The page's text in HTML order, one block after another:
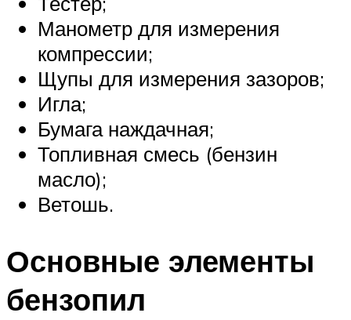
Манометр для измерения
компрессии;
Щупы для измерения зазоров;
Игла;
Бумага наждачная;
Топливная смесь (бензин
масло);
Ветошь.
Основные элементы
бензопил